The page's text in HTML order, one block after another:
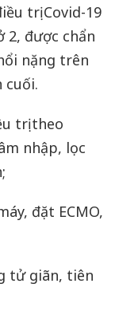
trị Covid-19
2, được chẩn
nặng trên
cuối.
trị theo
nhập, lọc
đặt ECMO,
tử giãn, tiên